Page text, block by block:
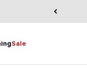
Sale